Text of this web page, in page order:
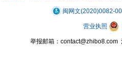
闽网文(2020)0082-
营业执照
举报邮箱：